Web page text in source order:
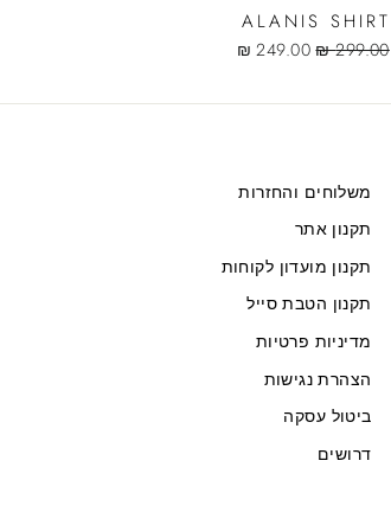
ALANIS SHIRT
Regular
299.00 ₪
Sale
249.00 ₪
משלוחים והחזרות
תקנון אתר
תקנון מועדון לקוחות
תקנון הטבת סייל
מדיניות פרטיות
הצהרת נגישות
ביטול עסקה
דרושים